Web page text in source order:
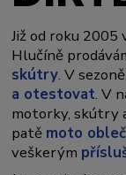
Již od roku 2005
Hlučíně
skútry. V
a otestovat. V
motorky, skútry
patě moto
veškerým